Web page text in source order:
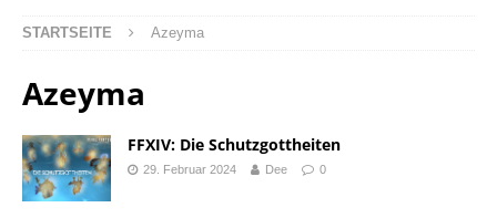
STARTSEITE Azeyma
Azeyma
FFXIV: Die Schutzgottheiten
29. Februar 2024 Dee 0